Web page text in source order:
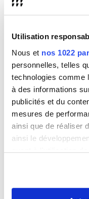
Utilisation
Nous et nos 1022
personnelles, telles
technologies comme
à des informations
publicités et du
mesures de
ainsi que de réaliser
ainsi le
quant à l'utilisation
moment en
ou en cliquant sur
JZGAB11 B1
Fiche descriptive
Fiche descriptive
Fiche descriptive
Fiche descriptive
Fiche descriptive
Fiche descriptive